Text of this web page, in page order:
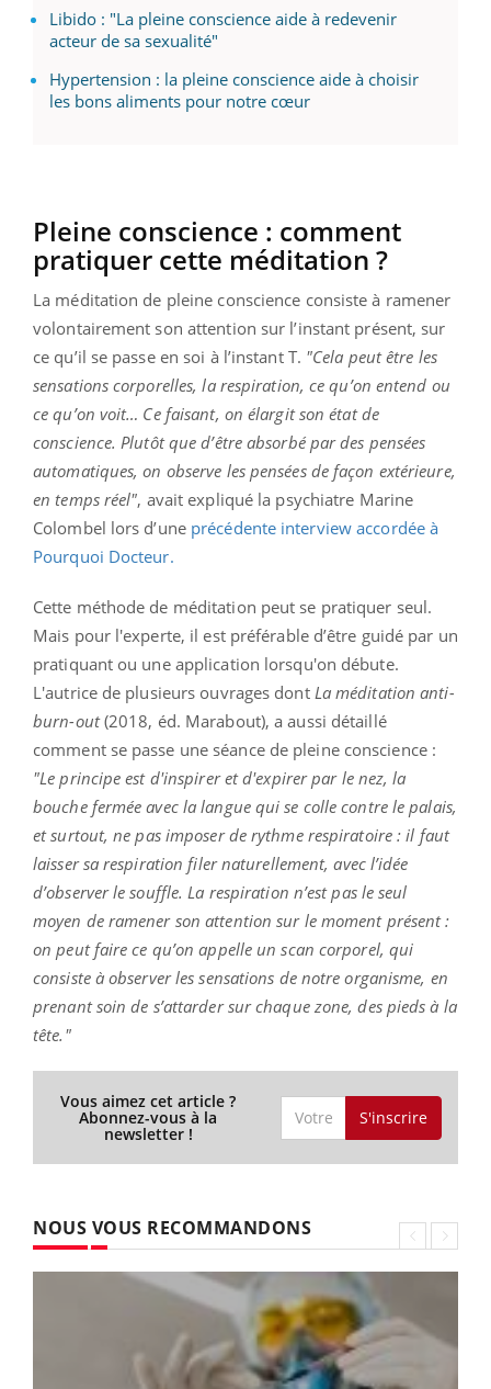
Libido : "La pleine conscience aide à redevenir
acteur de sa sexualité"
Hypertension : la pleine conscience aide à choisir
les bons aliments pour notre cœur
Pleine conscience : comment
pratiquer cette méditation ?
La méditation de pleine conscience consiste à ramener
volontairement son attention sur l’instant présent, sur
ce qu’il se passe en soi à l’instant T. "Cela peut être les
sensations corporelles, la respiration, ce qu’on entend ou
ce qu’on voit… Ce faisant, on élargit son état de
conscience. Plutôt que d’être absorbé par des pensées
automatiques, on observe les pensées de façon extérieure,
en temps réel", avait expliqué la psychiatre Marine
Colombel lors d’une précédente interview accordée à
Pourquoi Docteur.
Cette méthode de méditation peut se pratiquer seul.
Mais pour l'experte, il est préférable d’être guidé par un
pratiquant ou une application lorsqu'on débute.
L'autrice de plusieurs ouvrages dont La méditation anti-
burn-out(2018, éd. Marabout), a aussi détaillé
comment se passe une séance de pleine conscience :
"Le principe est d'inspirer et d'expirer par le nez, la
bouche fermée avec la langue qui se colle contre le palais,
et surtout, ne pas imposer de rythme respiratoire : il faut
laisser sa respiration filer naturellement, avec l’idée
d’observer le souffle. La respiration n’est pas le seul
moyen de ramener son attention sur le moment présent :
on peut faire ce qu’on appelle un scan corporel, qui
consiste à observer les sensations de notre organisme, en
prenant soin de s’attarder sur chaque zone, des pieds à la
tête."
Vous aimez cet article ?
Abonnez-vous à la
newsletter !
S'inscrire
NOUS VOUS RECOMMANDONS